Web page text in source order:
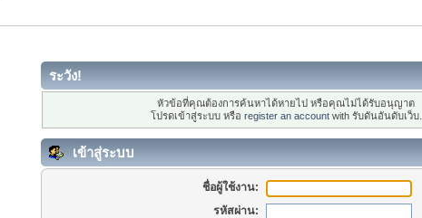
ระวัง!
หัวข้อที่คุณต้องการค้นหาได้หายไป หรือคุณไม่ได้รับอนุญาต
โปรดเข้าสู่ระบบ หรือ register an accountwith รับดันอันดับเว็บ.
เข้าสู่ระบบ
ชื่อผู้ใช้งาน:
รหัสผ่าน: